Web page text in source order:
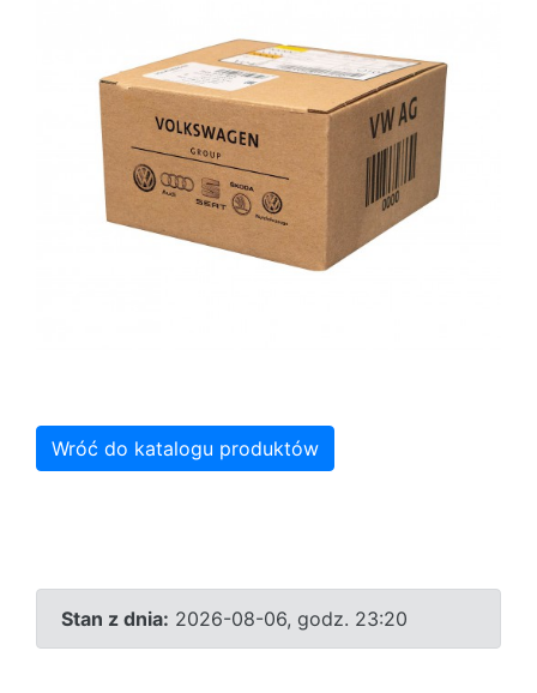
Wróć do katalogu produktów
Stan z dnia: 2026-08-06, godz. 23:20